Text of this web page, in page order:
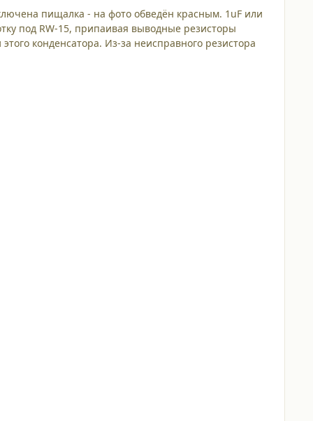
пищалка - на фото обведён красным. 1uF или
под RW-15, припаивая выводные резисторы
конденсатора. Из-за неисправного резистора